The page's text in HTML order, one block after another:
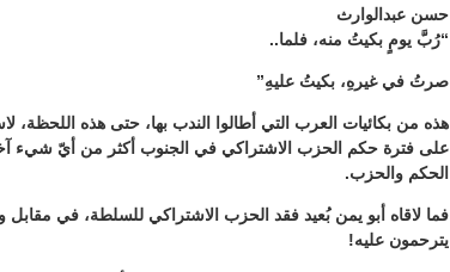
حسن عبدالوارث
“رُبَّ يومٍ بكيتُ منه، فلما..
صرتُ في غيرهِ، بكيتُ عليهِ”
هذه من بكائيات العرب التي أطالوا الندب بها، حتى هذه اللحظة،
على فترة حكم الحزب الاشتراكي في الجنوب أكثر من أيّ شيء
الحكم والحزب.
يترحمون عليه!